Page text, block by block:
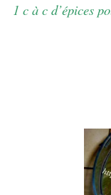
1 c à c d’épices